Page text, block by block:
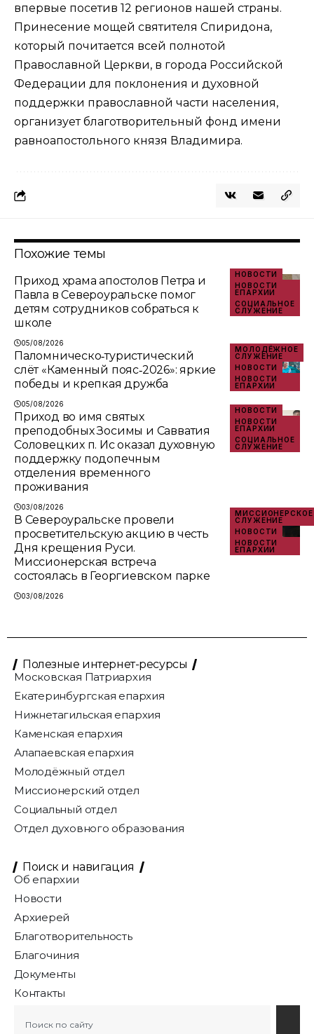
впервые посетив 12 регионов нашей страны.
Принесение мощей святителя Спиридона,
который почитается всей полнотой
Православной Церкви, в города Российской
Федерации для поклонения и духовной
поддержки православной части населения,
организует благотворительный фонд имени
равноапостольного князя Владимира.
Похожие темы
НОВОСТИ
НОВОСТИ
ЕПАРХИИ
СОЦИАЛЬНОЕ
СЛУЖЕНИЕ
Приход храма апостолов Петра и
Павла в Североуральске помог
детям сотрудников собраться к
школе
05/08/2026
МОЛОДЁЖНОЕ
СЛУЖЕНИЕ
НОВОСТИ
НОВОСТИ
ЕПАРХИИ
Паломническо‑туристический
слёт «Каменный пояс‑2026»: яркие
победы и крепкая дружба
05/08/2026
НОВОСТИ
НОВОСТИ
ЕПАРХИИ
СОЦИАЛЬНОЕ
СЛУЖЕНИЕ
Приход во имя святых
преподобных Зосимы и Савватия
Соловецких п. Ис оказал духовную
поддержку подопечным
отделения временного
проживания
03/08/2026
МИССИОНЕРСКОЕ
СЛУЖЕНИЕ
НОВОСТИ
НОВОСТИ
ЕПАРХИИ
В Североуральске провели
просветительскую акцию в честь
Дня крещения Руси.
Миссионерская встреча
состоялась в Георгиевском парке
03/08/2026
Полезные интернет-ресурсы
Московская Патриархия
Екатеринбургская епархия
Нижнетагильская епархия
Каменская епархия
Алапаевская епархия
Молодёжный отдел
Миссионерский отдел
Социальный отдел
Отдел духовного образования
Поиск и навигация
Об епархии
Новости
Архиерей
Благотворительность
Благочиния
Документы
Контакты